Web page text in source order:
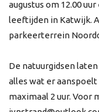
augustus om 12.00
leeftijden in Katwijk.
parkeerterrein
De natuurgidsen
alles wat er
maximaal 2 uur.